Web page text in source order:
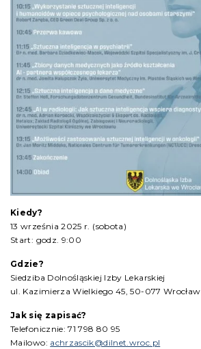
Kiedy?
13 września 2025 r. (sobota)
Start: godz. 9:00
Gdzie?
Siedziba Dolnośląskiej Izby Lekarskiej
ul. Kazimierza Wielkiego 45, 50-077 Wrocław
Jak się zapisać?
Telefonicznie: 71 798 80 95
Mailowo: achrzascik@dilnet.wroc.pl